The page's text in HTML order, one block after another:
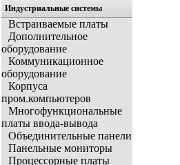
Индустриальные системы
Встраиваемые платы
Дополнительное
оборудование
Коммуникационное
оборудование
Корпуса
пром.компьютеров
Многофункциональные
платы ввода-вывода
Объединительные панели
Панельные мониторы
Процессорные платы